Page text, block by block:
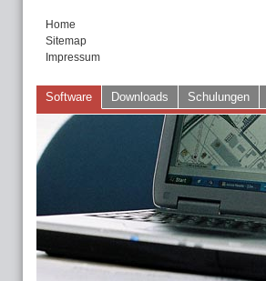
Home
Sitemap
Impressum
Software Downloads Schulungen